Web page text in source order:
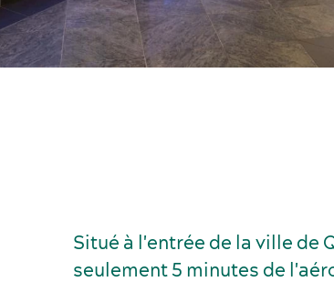
Situé à l'entrée de la ville de
seulement 5 minutes de